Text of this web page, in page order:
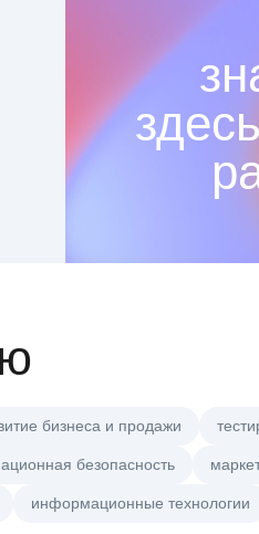
бизнеса и продажи
безопасность
информационные технологии